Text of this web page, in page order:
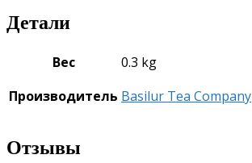
Детали
Вес
0.3 kg
Производитель Basilur Tea Company
Отзывы